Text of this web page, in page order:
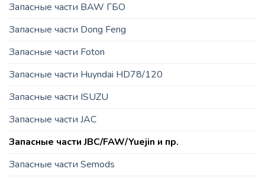
Запасные части BAW ГБО
Запасные части Dong Feng
Запасные части Foton
Запасные части Huyndai HD78/120
Запасные части ISUZU
Запасные части JAC
Запасные части JBC/FAW/Yuejin и пр.
Запасные части Semods